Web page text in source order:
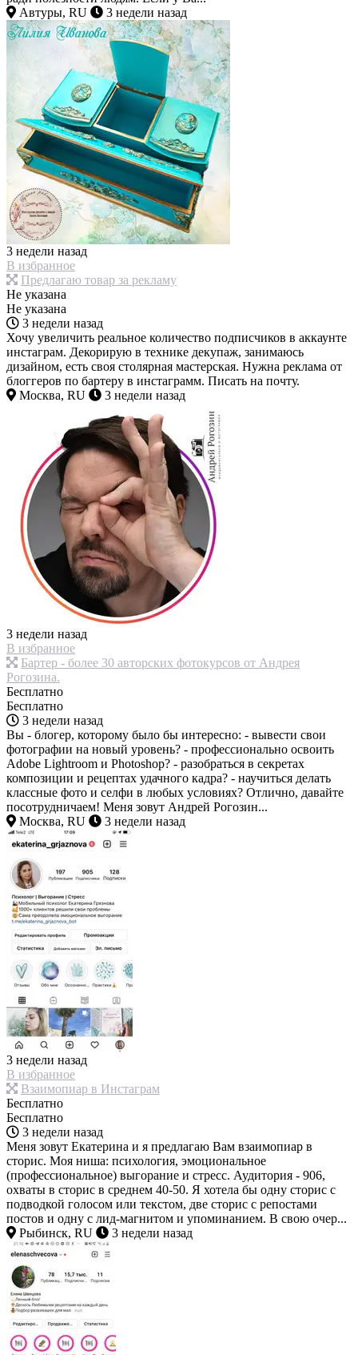
Автуры, RU
3 недели назад
3 недели назад
В избранное
Предлагаю товар за рекламу
Не указана
Не указана
3 недели назад
Хочу увеличить реальное количество подписчиков в аккаунте
инстаграм. Декорирую в технике декупаж, занимаюсь
дизайном, есть своя столярная мастерская. Нужна реклама от
блоггеров по бартеру в инстаграмм. Писать на почту.
Москва, RU
3 недели назад
3 недели назад
В избранное
Бартер - более 30 авторских фотокурсов от Андрея
Рогозина.
Бесплатно
Бесплатно
3 недели назад
Вы - блогер, которому было бы интересно: - вывести свои
фотографии на новый уровень? - профессионально освоить
Adobe Lightroom и Photoshop? - разобраться в секретах
композиции и рецептах удачного кадра? - научиться делать
классные фото и селфи в любых условиях? Отлично, давайте
посотрудничаем! Меня зовут Андрей Рогозин...
Москва, RU
3 недели назад
3 недели назад
В избранное
Взаимопиар в Инстаграм
Бесплатно
Бесплатно
3 недели назад
Меня зовут Екатерина и я предлагаю Вам взаимопиар в
сторис. Моя ниша: психология, эмоциональное
(профессиональное) выгорание и стресс. Аудитория - 906,
охваты в сторис в среднем 40-50. Я хотела бы одну сторис с
подводкой голосом или текстом, две сторис с репостами
постов и одну с лид-магнитом и упоминанием. В свою очер...
Рыбинск, RU
3 недели назад